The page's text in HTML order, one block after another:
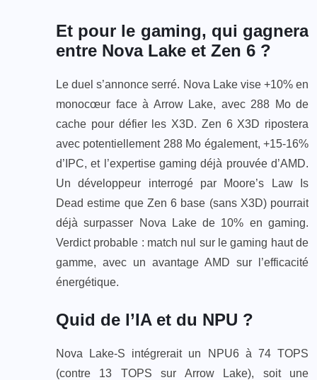
Et pour le gaming, qui gagnera
entre Nova Lake et Zen 6 ?
Le duel s’annonce serré. Nova Lake vise +10% en
monocœur face à Arrow Lake, avec 288 Mo de
cache pour défier les X3D. Zen 6 X3D ripostera
avec potentiellement 288 Mo également, +15-16%
d’IPC, et l’expertise gaming déjà prouvée d’AMD.
Un développeur interrogé par Moore’s Law Is
Dead estime que Zen 6 base (sans X3D) pourrait
déjà surpasser Nova Lake de 10% en gaming.
Verdict probable : match nul sur le gaming haut de
gamme, avec un avantage AMD sur l’efficacité
énergétique.
Quid de l’IA et du NPU ?
Nova Lake-S intégrerait un NPU6 à 74 TOPS
(contre 13 TOPS sur Arrow Lake), soit une